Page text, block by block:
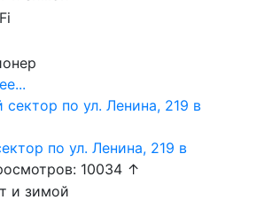
по ул. Ленина, 219 в
10034 ↑